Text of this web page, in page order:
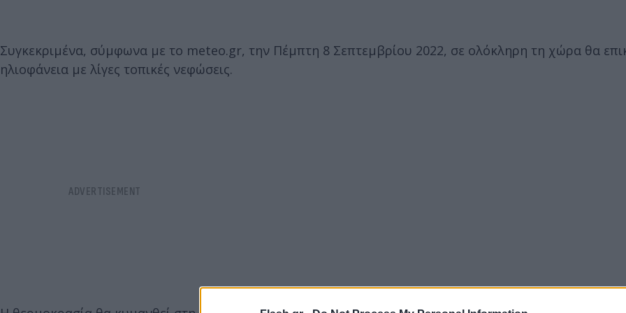
Συγκεκριμένα, σύμφωνα με το meteo.gr, την Πέμπτη 8 Σεπτεμβρίου 2022, σε ολόκληρη τη χώρα θα
ηλιοφάνεια με λίγες τοπικές νεφώσεις.